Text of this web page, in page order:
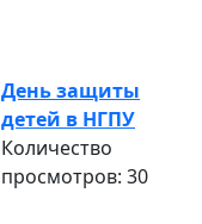
День защиты
детей в НГПУ
Количество
просмотров: 30